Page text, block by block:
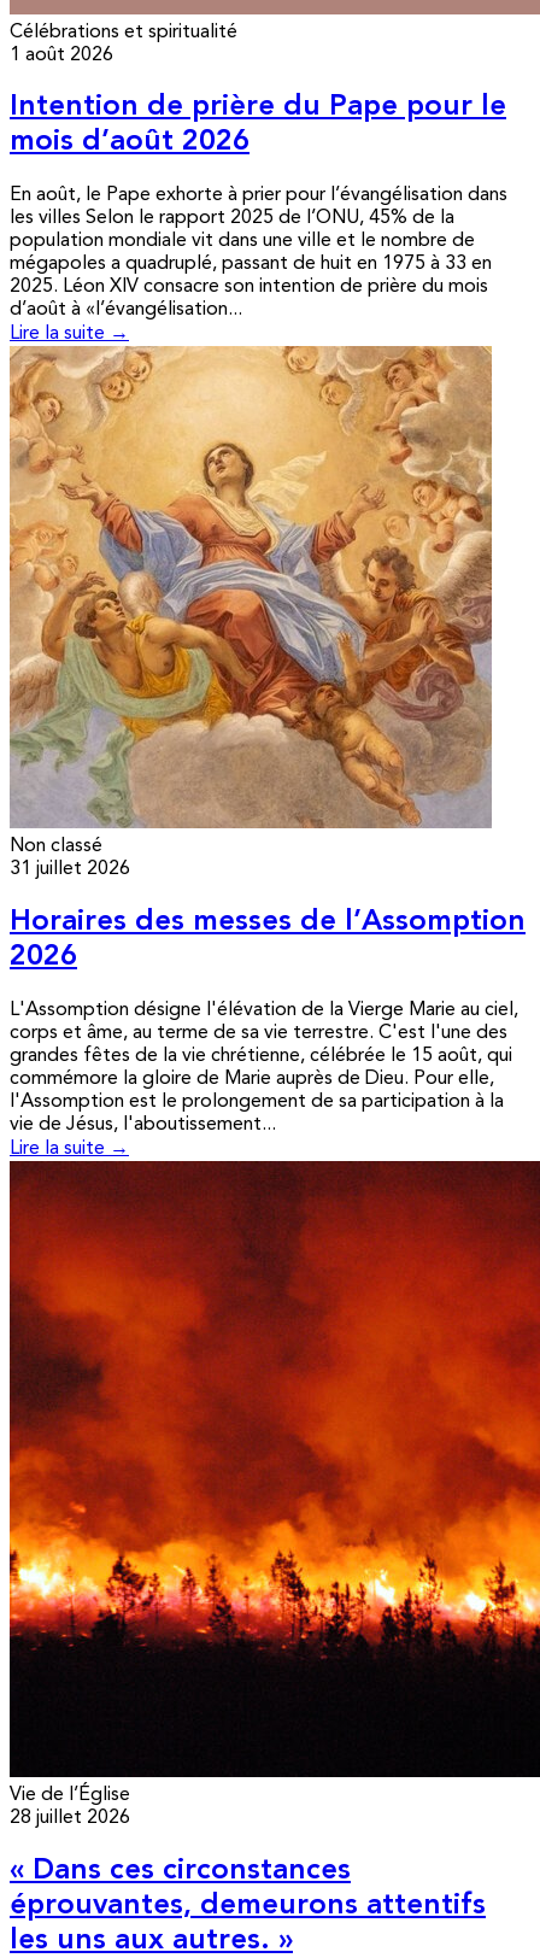
Célébrations et spiritualité
1 août 2026
Intention de prière du Pape pour le
mois d’août 2026
En août, le Pape exhorte à prier pour l’évangélisation dans
les villes Selon le rapport 2025 de l’ONU, 45% de la
population mondiale vit dans une ville et le nombre de
mégapoles a quadruplé, passant de huit en 1975 à 33 en
2025. Léon XIV consacre son intention de prière du mois
d’août à «l’évangélisation...
Lire la suite →
Non classé
31 juillet 2026
Horaires des messes de l’Assomption
2026
L'Assomption désigne l'élévation de la Vierge Marie au ciel,
corps et âme, au terme de sa vie terrestre. C'est l'une des
grandes fêtes de la vie chrétienne, célébrée le 15 août, qui
commémore la gloire de Marie auprès de Dieu. Pour elle,
l'Assomption est le prolongement de sa participation à la
vie de Jésus, l'aboutissement...
Lire la suite →
Vie de l’Église
28 juillet 2026
« Dans ces circonstances
éprouvantes, demeurons attentifs
les uns aux autres. »